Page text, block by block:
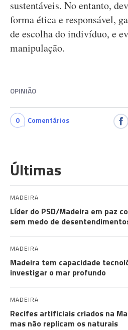
sustentáveis. No entanto,
forma ética e responsável,
de escolha do indivíduo, e
manipulação.
OPINIÃO
0 Comentários
Últimas
MADEIRA
Líder do PSD/Madeira em paz
sem medo de
MADEIRA
Madeira tem capacidade
investigar o mar profundo
MADEIRA
Recifes artificiais criados na
mas não replicam os naturais